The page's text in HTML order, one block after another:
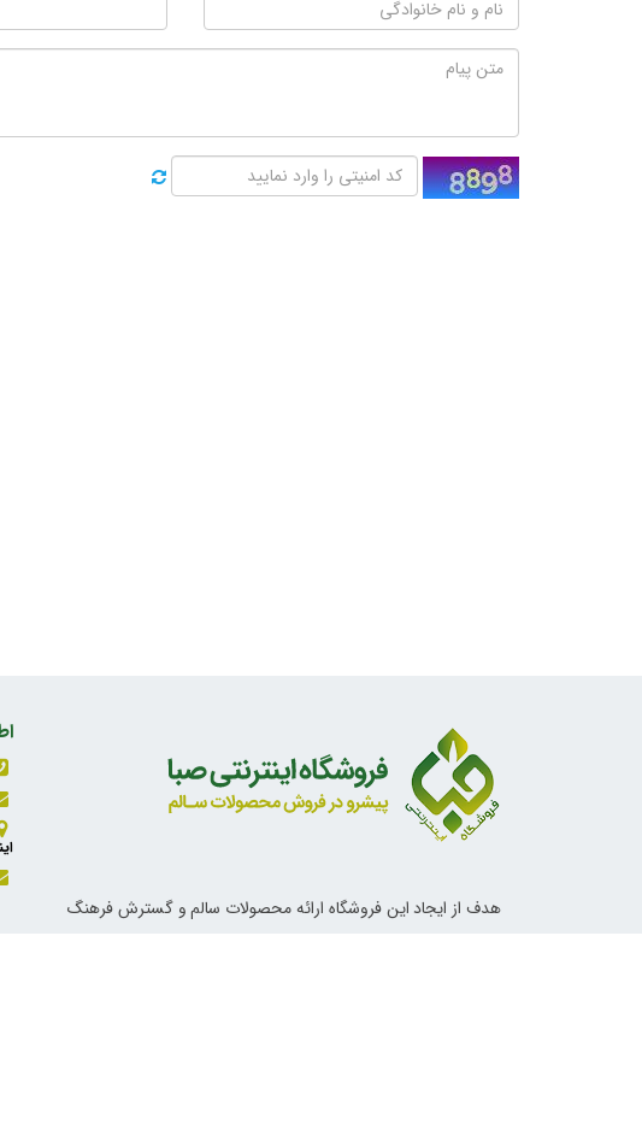
هدف از ایجاد این فروشگاه ارائه محصولات سالم و گسترش فرهنگ